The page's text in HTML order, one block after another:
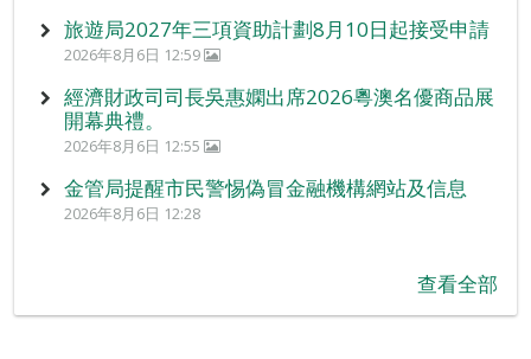
旅遊局2027年三項資助計劃8月10日起接受申請
2026年8月6日 12:59
經濟財政司司長吳惠嫻出席2026粵澳名優商品展
開幕典禮。
2026年8月6日 12:55
金管局提醒市民警惕偽冒金融機構網站及信息
2026年8月6日 12:28
查看全部